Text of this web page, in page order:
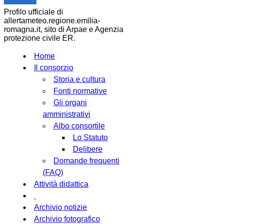
Profilo ufficiale di
allertameteo.regione.emilia-
romagna.it, sito di Arpae e Agenzia
protezione civile ER.
Home
Il consorzio
Storia e cultura
Fonti normative
Gli organi
amministrativi
Albo consortile
Lo Statuto
Delibere
Domande frequenti
(FAQ)
Attività didattica
Archivio notizie
Archivio fotografico